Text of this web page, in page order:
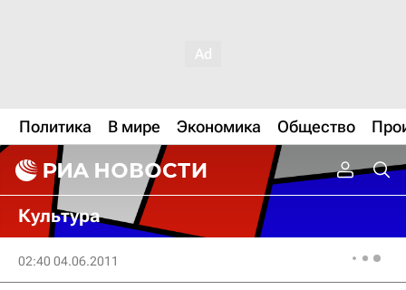
Политика В мире Экономика Общество
Культура
02:40 04.06.2011